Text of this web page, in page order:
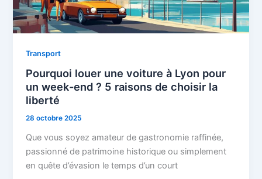
Transport
Pourquoi louer une voiture à Lyon pour
un week-end ? 5 raisons de choisir la
liberté
28 octobre 2025
Que vous soyez amateur de gastronomie raffinée,
passionné de patrimoine historique ou simplement
en quête d’évasion le temps d’un court